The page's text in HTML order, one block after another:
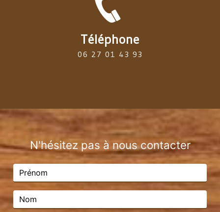
Téléphone
06 27 01 43 93
N'hésitez pas à nous contacter